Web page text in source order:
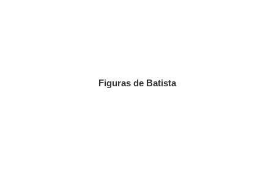
Figuras de Batista